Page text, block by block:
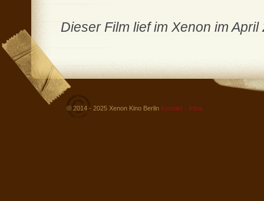
Dieser Film lief im Xenon im April
© 2014 - 2025 Xenon Kino Berlin Kontakt - Infos